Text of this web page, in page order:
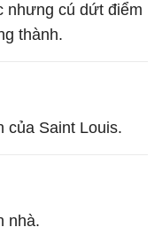
nhưng cú dứt điểm
thành.
của Saint Louis.
nhà.